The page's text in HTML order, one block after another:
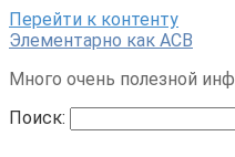
Перейти к контенту
Элементарно как ACB
Много очень полезной
Поиск: